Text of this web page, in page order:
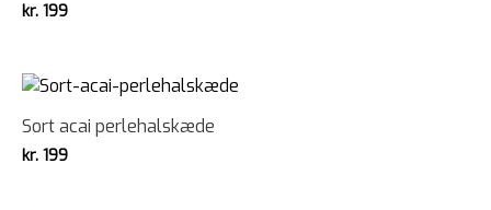
kr. 199
Sort acai perlehalskæde
kr. 199